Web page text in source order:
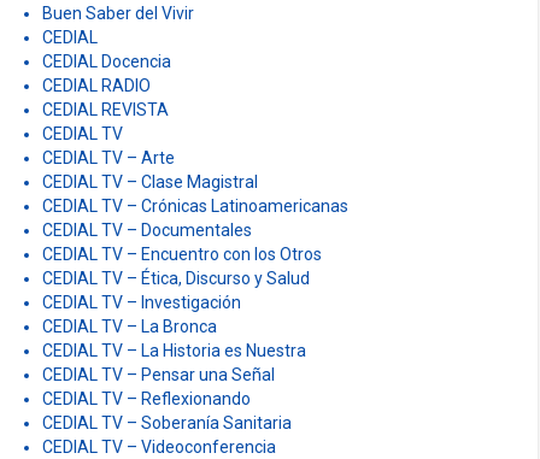
Buen Saber del Vivir
CEDIAL
CEDIAL Docencia
CEDIAL RADIO
CEDIAL REVISTA
CEDIAL TV
CEDIAL TV – Arte
CEDIAL TV – Clase Magistral
CEDIAL TV – Crónicas Latinoamericanas
CEDIAL TV – Documentales
CEDIAL TV – Encuentro con los Otros
CEDIAL TV – Ética, Discurso y Salud
CEDIAL TV – Investigación
CEDIAL TV – La Bronca
CEDIAL TV – La Historia es Nuestra
CEDIAL TV – Pensar una Señal
CEDIAL TV – Reflexionando
CEDIAL TV – Soberanía Sanitaria
CEDIAL TV – Videoconferencia